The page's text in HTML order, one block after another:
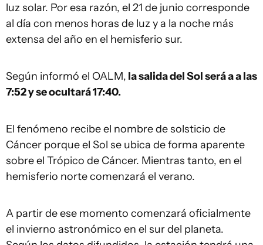
luz solar. Por esa razón, el 21 de junio corresponde
al día con menos horas de luz y a la noche más
extensa del año en el hemisferio sur.
Según informó el OALM, la salida del Sol será a a las
7:52 y se ocultará 17:40.
El fenómeno recibe el nombre de solsticio de
Cáncer porque el Sol se ubica de forma aparente
sobre el Trópico de Cáncer. Mientras tanto, en el
hemisferio norte comenzará el verano.
A partir de ese momento comenzará oficialmente
el invierno astronómico en el sur del planeta.